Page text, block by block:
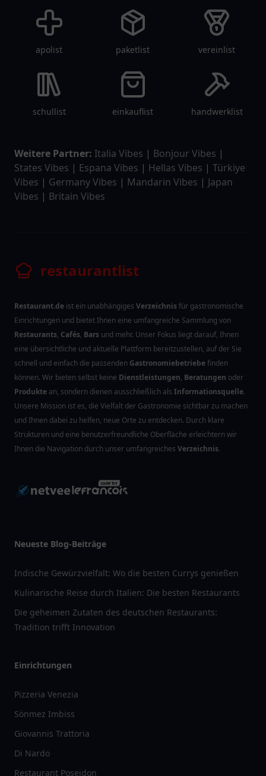
apolist paketlist vereinlist
schullist einkauflist handwerklist
Weitere Partner: Italia Vibes | Bonjour Vibes |
States Vibes | Espana Vibes | Hellas Vibes | Türkiye
Vibes | Germany Vibes | Mandarin Vibes | Japan
Vibes | Britain Vibes
restaurantlist
Restaurant.de ist ein unabhängiges Verzeichnisfür gastronomische
Einrichtungen und bietet Ihnen eine umfangreiche Sammlung von
Restaurants, Cafés, Bars und mehr. Unser Fokus liegt darauf, Ihnen
eine übersichtliche und aktuelle Plattform bereitzustellen, auf der Sie
schnell und einfach die passenden Gastronomiebetriebefinden
können. Wir bieten selbst keine Dienstleistungen, Beratungen oder
Produkte an, sondern dienen ausschließlich als Informationsquelle.
Unsere Mission ist es, die Vielfalt der Gastronomie sichtbar zu machen
und Ihnen dabei zu helfen, neue Orte zu entdecken. Durch klare
Strukturen und eine benutzerfreundliche Oberfläche erleichtern wir
Ihnen die Navigation durch unser umfangreiches Verzeichnis.
Neueste Blog-Beiträge
Indische Gewürzvielfalt: Wo die besten Currys genießen
Kulinarische Reise durch Italien: Die besten Restaurants
Die geheimen Zutaten des deutschen Restaurants:
Tradition trifft Innovation
Einrichtungen
Pizzeria Venezia
Sönmez Imbiss
Giovannis Trattoria
Di Nardo
Restaurant Poseidon